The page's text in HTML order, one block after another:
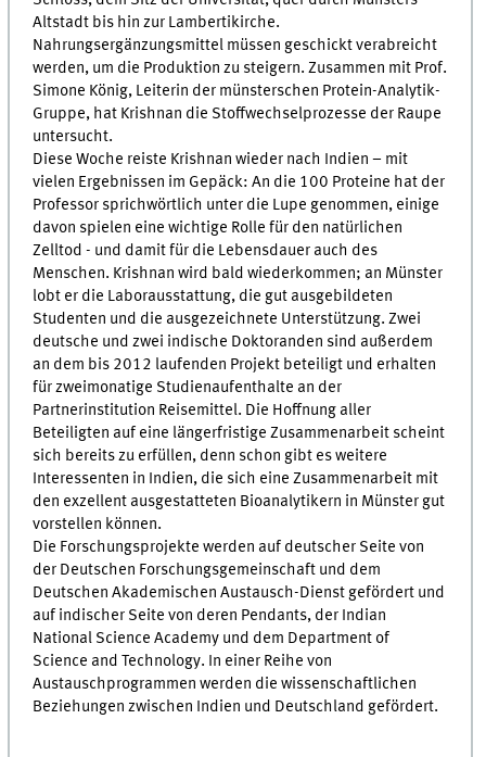
Altstadt bis hin zur Lambertikirche.
Nahrungsergänzungsmittel müssen geschickt verabreicht
werden, um die Produktion zu steigern. Zusammen mit Prof.
Simone König, Leiterin der münsterschen Protein-Analytik-
Gruppe, hat Krishnan die Stoffwechselprozesse der Raupe
untersucht.
Diese Woche reiste Krishnan wieder nach Indien – mit
vielen Ergebnissen im Gepäck: An die 100 Proteine hat der
Professor sprichwörtlich unter die Lupe genommen, einige
davon spielen eine wichtige Rolle für den natürlichen
Zelltod - und damit für die Lebensdauer auch des
Menschen. Krishnan wird bald wiederkommen; an Münster
lobt er die Laborausstattung, die gut ausgebildeten
Studenten und die ausgezeichnete Unterstützung. Zwei
deutsche und zwei indische Doktoranden sind außerdem
an dem bis 2012 laufenden Projekt beteiligt und erhalten
für zweimonatige Studienaufenthalte an der
Partnerinstitution Reisemittel. Die Hoffnung aller
Beteiligten auf eine längerfristige Zusammenarbeit scheint
sich bereits zu erfüllen, denn schon gibt es weitere
Interessenten in Indien, die sich eine Zusammenarbeit mit
den exzellent ausgestatteten Bioanalytikern in Münster gut
vorstellen können.
Die Forschungsprojekte werden auf deutscher Seite von
der Deutschen Forschungsgemeinschaft und dem
Deutschen Akademischen Austausch-Dienst gefördert und
auf indischer Seite von deren Pendants, der Indian
National Science Academy und dem Department of
Science and Technology. In einer Reihe von
Austauschprogrammen werden die wissenschaftlichen
Beziehungen zwischen Indien und Deutschland gefördert.